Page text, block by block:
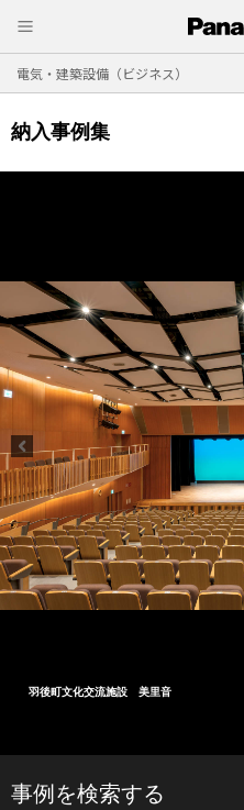
電気・建築設備（ビジネス）
納入事例集
事例を検索する